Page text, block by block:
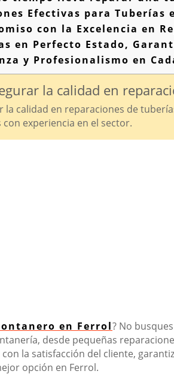
Efectivas para Tuberías
con la Excelencia en
en Perfecto Estado,
y Profesionalismo en
la calidad en
la calidad en reparaciones de
experiencia en el sector.
en Ferrol? No
desde pequeñas
la satisfacción del cliente,
opción en Ferrol.